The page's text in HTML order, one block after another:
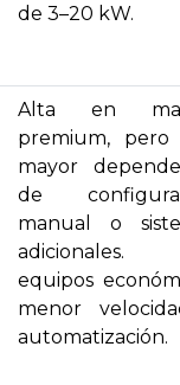
de 3–20 kW.
Alta en
premium, pero
mayor
de
manual o
adicionales.
equipos
menor
automatización.